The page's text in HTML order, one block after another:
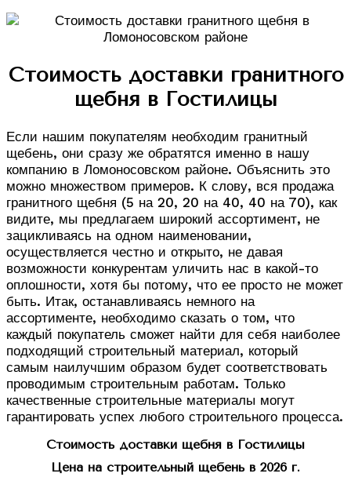
Стоимость доставки гранитного
щебня в Гостилицы
Если нашим покупателям необходим гранитный
щебень, они сразу же обратятся именно в нашу
компанию в Ломоносовском районе. Объяснить это
можно множеством примеров. К слову, вся продажа
гранитного щебня (5 на 20, 20 на 40, 40 на 70), как
видите, мы предлагаем широкий ассортимент, не
зацикливаясь на одном наименовании,
осуществляется честно и открыто, не давая
возможности конкурентам уличить нас в какой-то
оплошности, хотя бы потому, что ее просто не может
быть. Итак, останавливаясь немного на
ассортименте, необходимо сказать о том, что
каждый покупатель сможет найти для себя наиболее
подходящий строительный материал, который
самым наилучшим образом будет соответствовать
проводимым строительным работам. Только
качественные строительные материалы могут
гарантировать успех любого строительного процесса.
Стоимость доставки щебня в Гостилицы
Цена на строительный щебень в 2026 г.